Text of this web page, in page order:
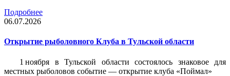
Подробнее
06.07.2026
Открытие рыболовного Клуба в Тульской области
1 ноября в Тульской области состоялось знаковое для
местных рыболовов событие — открытие клуба «Поймал»